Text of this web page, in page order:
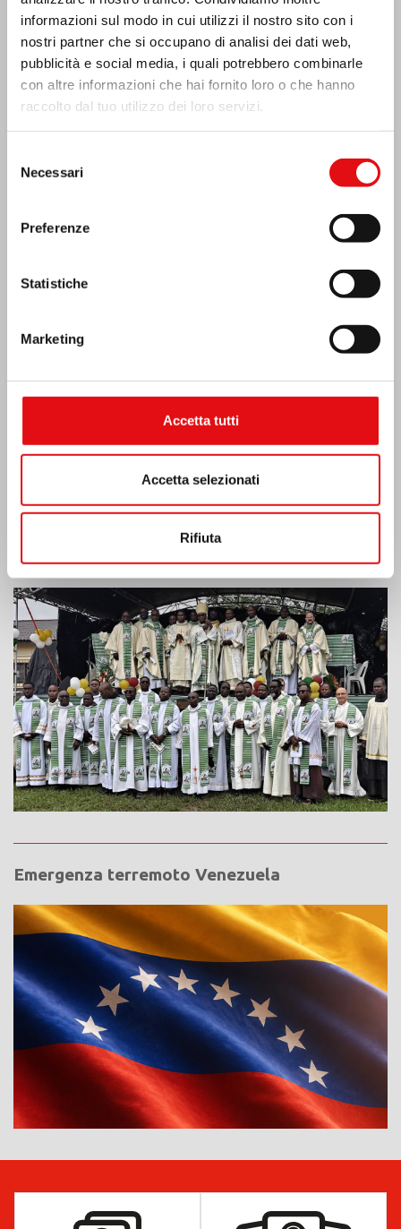
informazioni sul modo in cui utilizzi il nostro sito con i
nostri partner che si occupano di analisi dei dati web,
pubblicità e social media, i quali potrebbero combinarle
con altre informazioni che hai fornito loro o che hanno
raccolto dal tuo utilizzo dei loro servizi.
delNecessari
Preferenze
Statistiche
Marketing
Accetta tutti
Accetta selezionati
Rifiuta
India: Benedizione e inaugurazione del
Costa d’Avorio: doppio Giubileo d’Argento
Emergenza terremoto Venezuela